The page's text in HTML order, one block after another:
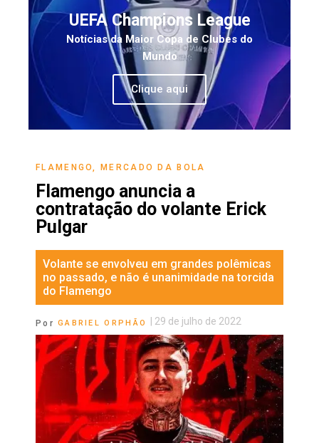
UEFA Champions League
Notícias da Maior Copa de Clubes do
Mundo
Clique aqui
FLAMENGO ,MERCADO DA BOLA
Flamengo anuncia a
contratação do volante Erick
Pulgar
Volante se envolveu em grandes polêmicas
no passado, e não é unanimidade na torcida
do Flamengo
Por GABRIEL ORPHÃO 29 de julho de 2022